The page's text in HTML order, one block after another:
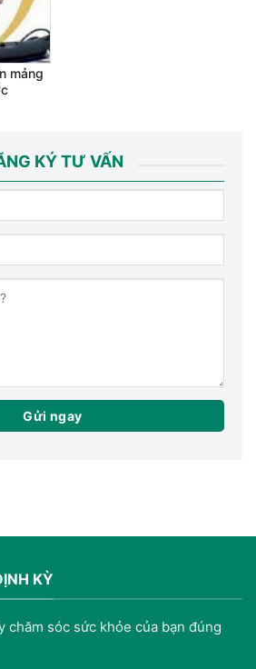
mảng
KÝ TƯ VẤN
KỲ
chăm sóc sức khỏe của bạn đúng